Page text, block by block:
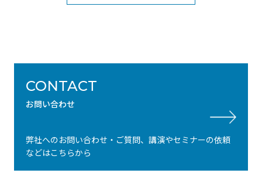
CONTACT
お問い合わせ
弊社へのお問い合わせ・ご質問、講演やセミナーの依頼
などはこちらから